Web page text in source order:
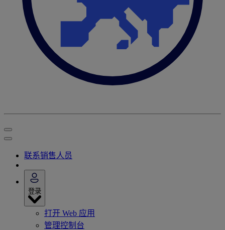
联系销售人员
登录
打开 Web 应用
管理控制台